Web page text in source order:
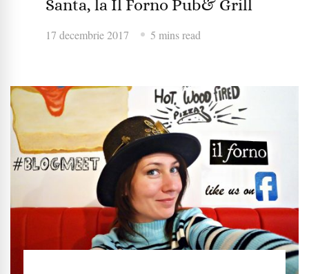
Santa, la Il Forno Pub& Grill
17 decembrie 2017 5 mins read